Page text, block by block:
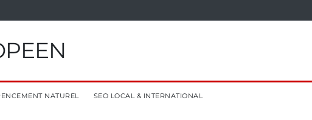
NATUREL SEO LOCAL & INTERNATIONAL